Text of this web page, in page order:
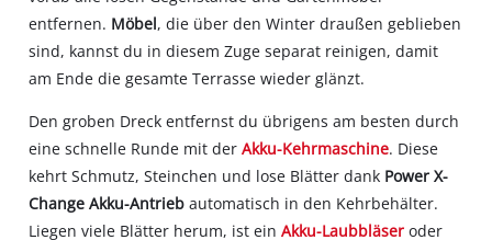
entfernen. Möbel, die über den Winter draußen geblieben
sind, kannst du in diesem Zuge separat reinigen, damit
am Ende die gesamte Terrasse wieder glänzt.
Den groben Dreck entfernst du übrigens am besten durch
eine schnelle Runde mit derAkku-Kehrmaschine. Diese
kehrt Schmutz, Steinchen und lose Blätter dank Power X-
Change Akku-Antrieb automatisch in den Kehrbehälter.
Liegen viele Blätter herum, ist einAkku-Laubbläser oder